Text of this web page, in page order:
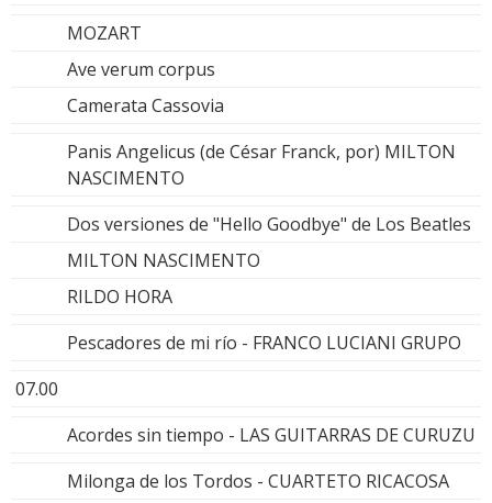
MOZART
Ave verum corpus
Camerata Cassovia
Panis Angelicus (de César Franck, por) MILTON
NASCIMENTO
Dos versiones de "Hello Goodbye" de Los Beatles
MILTON NASCIMENTO
RILDO HORA
Pescadores de mi río - FRANCO LUCIANI GRUPO
07.00
Acordes sin tiempo - LAS GUITARRAS DE CURUZU
Milonga de los Tordos - CUARTETO RICACOSA